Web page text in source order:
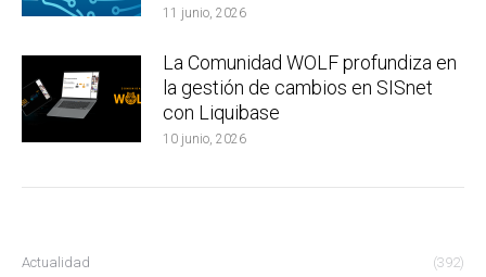
11 junio, 2026
La Comunidad WOLF profundiza en
la gestión de cambios en SISnet
con Liquibase
10 junio, 2026
Actualidad
(392)